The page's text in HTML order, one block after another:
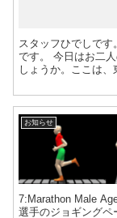
スタッフひでしで
です。 今日はお二
しょうか。ここは、
が碁盤の目で人も
気に入って初めて
してもらい、正味
ようです。 という
お知らせ
7:Marathon Male
選手のジョギングペ